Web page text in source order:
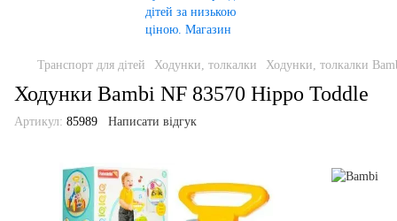
Транспорт для дітей Ходунки, толкалки Ходунки, толкалки
Ходунки Bambi NF 83570 Hippo Toddle
Артикул: 85989 Написати відгук